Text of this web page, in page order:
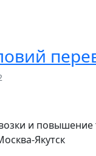
и повышение
Якутск